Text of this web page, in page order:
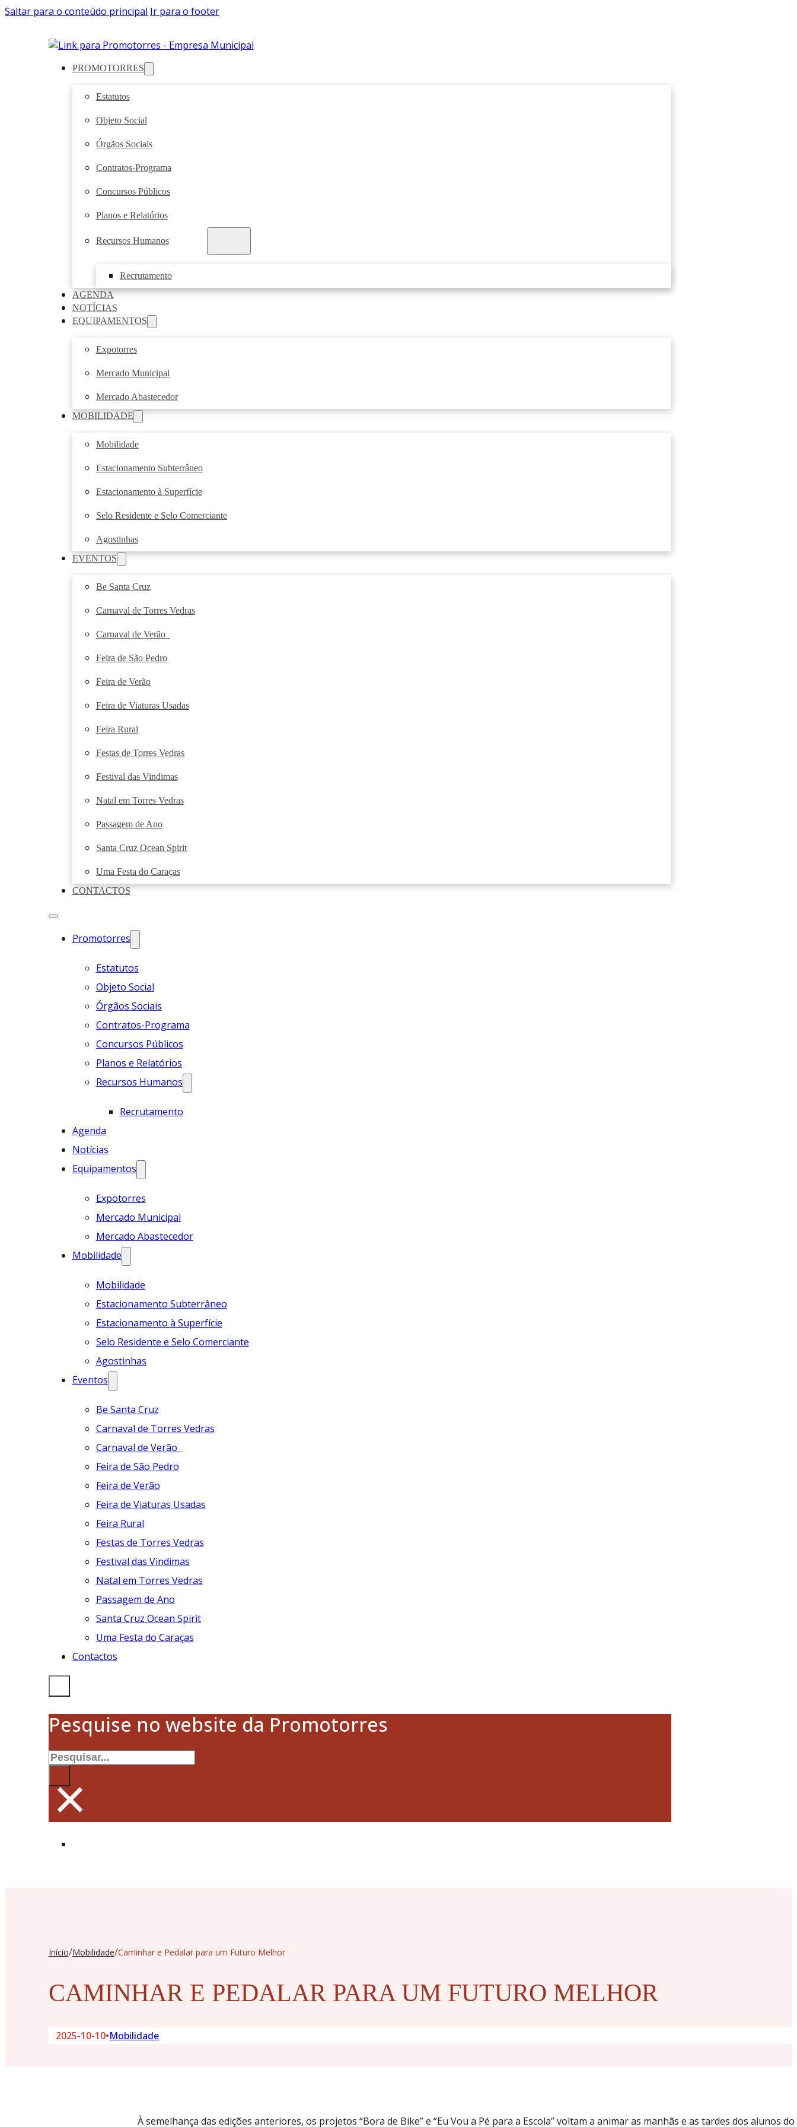
Saltar para o conteúdo principal Ir para o footer
PROMOTORRES
Estatutos
Objeto Social
Órgãos Sociais
Contratos-Programa
Concursos Públicos
Planos e Relatórios
Recursos Humanos
Recrutamento
AGENDA
NOTÍCIAS
EQUIPAMENTOS
Expotorres
Mercado Municipal
Mercado Abastecedor
MOBILIDADE
Mobilidade
Estacionamento Subterrâneo
Estacionamento à Superfície
Selo Residente e Selo Comerciante
Agostinhas
EVENTOS
Be Santa Cruz
Carnaval de Torres Vedras
Carnaval de Verão
Feira de São Pedro
Feira de Verão
Feira de Viaturas Usadas
Feira Rural
Festas de Torres Vedras
Festival das Vindimas
Natal em Torres Vedras
Passagem de Ano
Santa Cruz Ocean Spirit
Uma Festa do Caraças
CONTACTOS
Promotorres
Estatutos
Objeto Social
Órgãos Sociais
Contratos-Programa
Concursos Públicos
Planos e Relatórios
Recursos Humanos
Recrutamento
Agenda
Notícias
Equipamentos
Expotorres
Mercado Municipal
Mercado Abastecedor
Mobilidade
Mobilidade
Estacionamento Subterrâneo
Estacionamento à Superfície
Selo Residente e Selo Comerciante
Agostinhas
Eventos
Be Santa Cruz
Carnaval de Torres Vedras
Carnaval de Verão
Feira de São Pedro
Feira de Verão
Feira de Viaturas Usadas
Feira Rural
Festas de Torres Vedras
Festival das Vindimas
Natal em Torres Vedras
Passagem de Ano
Santa Cruz Ocean Spirit
Uma Festa do Caraças
Contactos
Pesquise no website da Promotorres
Pesquisar
×
Início/Mobilidade/Caminhar e Pedalar para um Futuro Melhor
CAMINHAR E PEDALAR PARA UM FUTURO MELHOR
2025-10-10•Mobilidade
À semelhança das edições anteriores, os projetos “Bora de Bike” e “Eu Vou a Pé para a Escola” voltam a animar as manhãs e as tardes dos alunos do